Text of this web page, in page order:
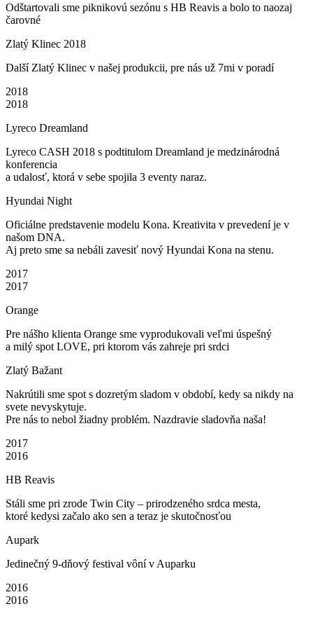
Odštartovali sme piknikovú sezónu s HB Reavis a bolo to naozaj
čarovné
Zlatý Klinec 2018
Další Zlatý Klinec v našej produkcii, pre nás už 7mi v poradí
2018
2018
Lyreco Dreamland
Lyreco CASH 2018 s podtitulom Dreamland je medzinárodná
konferencia
a udalosť, ktorá v sebe spojila 3 eventy naraz.
Hyundai Night
Oficiálne predstavenie modelu Kona. Kreativita v prevedení je v
našom DNA.
Aj preto sme sa nebáli zavesiť nový Hyundai Kona na stenu.
2017
2017
Orange
Pre nášho klienta Orange sme vyprodukovali veľmi úspešný
a milý spot LOVE, pri ktorom vás zahreje pri srdci
Zlatý Bažant
Nakrútili sme spot s dozretým sladom v období, kedy sa nikdy na
svete nevyskytuje.
Pre nás to nebol žiadny problém. Nazdravie sladovňa naša!
2017
2016
HB Reavis
Stáli sme pri zrode Twin City – prirodzeného srdca mesta,
ktoré kedysi začalo ako sen a teraz je skutočnosťou
Aupark
Jedinečný 9-dňový festival vôní v Auparku
2016
2016